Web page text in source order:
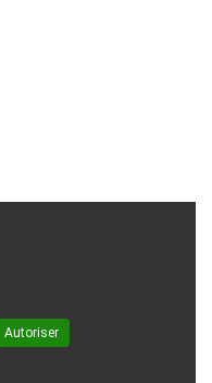
Autoriser